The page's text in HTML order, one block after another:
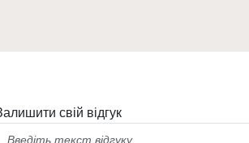
свій відгук